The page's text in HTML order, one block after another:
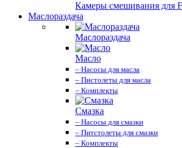
Камеры смешивания для
Маслораздача
Маслораздача
Масло
– Насосы для масла
– Пистолеты для масла
– Комплекты
Смазка
– Насосы для смазки
– Питстолеты для смазки
– Комплекты